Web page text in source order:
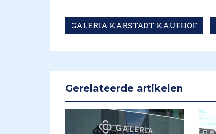
GALERIA KARSTADT KAUFHOF
Gerelateerde artikelen